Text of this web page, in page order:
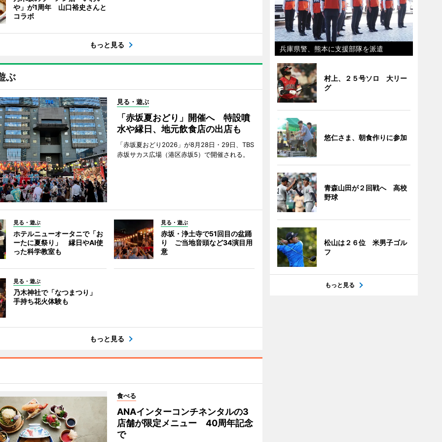
や」が1周年 山口裕史さんと
コラボ
もっと見る
ぶ
見る・遊ぶ
「赤坂夏おどり」開催へ 特設噴
水や縁日、地元飲食店の出店も
「赤坂夏おどり2026」が8月28日・29日、TBS
赤坂サカス広場（港区赤坂5）で開催される。
見る・遊ぶ
ホテルニューオータニで「お
ーたに夏祭り」 縁日やAI使
った科学教室も
見る・遊ぶ
赤坂・浄土寺で51回目の盆踊
り ご当地音頭など34演目用
意
見る・遊ぶ
乃木神社で「なつまつり」
手持ち花火体験も
もっと見る
食べる
ANAインターコンチネンタルの3
店舗が限定メニュー 40周年記念
で
兵庫県警、熊本に支援部隊を派遣
村上、２５号ソロ 大リー
グ
悠仁さま、朝食作りに参加
青森山田が２回戦へ 高校
野球
松山は２６位 米男子ゴル
フ
もっと見る